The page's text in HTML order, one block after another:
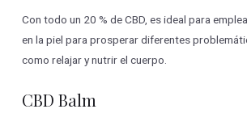
Con todo un 20 % de CBD, es ideal para
en la piel para prosperar diferentes
como relajar y nutrir el cuerpo.
CBD Balm